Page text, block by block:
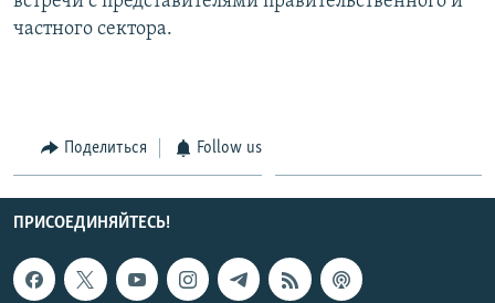
частного сектора.
Поделиться Follow us
ПРИСОЕДИНЯЙТЕСЬ!